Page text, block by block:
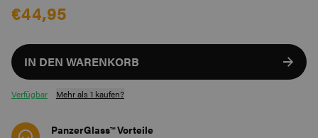
€44,95
IN DEN WARENKORB
Verfügbar Mehr als 1 kaufen?
PanzerGlass™ Vorteile